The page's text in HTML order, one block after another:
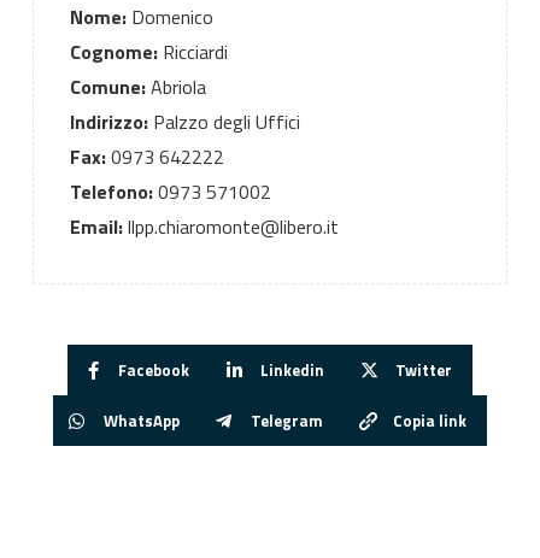
Nome:Domenico
Cognome:Ricciardi
Comune:Abriola
Indirizzo:Palzzo degli Uffici
Fax:0973 642222
Telefono:0973 571002
Email:llpp.chiaromonte@libero.it
Facebook Linkedin Twitter
WhatsApp Telegram Copia link